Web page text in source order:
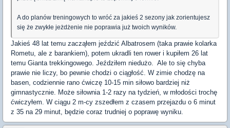
A do planów treningowych to wróć za jakieś 2 sezony jak zorientujesz
się że zwykłe jeżdżenie nie poprawia już twoich wyników.
Jakieś 48 lat temu zacząłem jeździć Albatrosem (taka prawie kolarka
Rometu, ale z barankiem), potem ukradli ten rower i kupiłem 26 lat
temu Gianta trekkingowego. Jeździłem niedużo. Ale to się chyba
prawie nie liczy, bo pewnie chodzi o ciągłość. W zimie chodzę na
basen, codziennie rano ćwiczę 10-15 min siłowo bardziej niż
gimnastycznie. Może siłownia 1-2 razy na tydzień, w młodości trochę
ćwiczyłem. W ciągu 2 m-cy zszedłem z czasem przejazdu o 6 minut
z 35 na 29 minut, będzie coraz trudniej o poprawę wyniku.